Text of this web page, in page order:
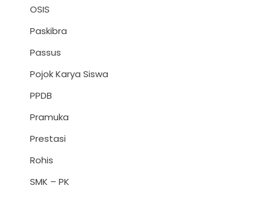
OSIS
Paskibra
Passus
Pojok Karya Siswa
PPDB
Pramuka
Prestasi
Rohis
SMK – PK